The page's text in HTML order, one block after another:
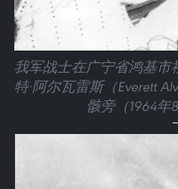
我军战士在广宁省鸿基市
特·阿尔瓦雷斯（Everett
骸旁（1964